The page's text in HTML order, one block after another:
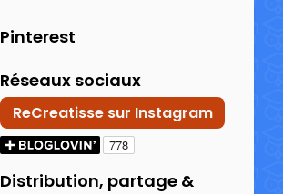
Pinterest
Réseaux sociaux
ReCreatisse sur Instagram
Distribution, partage &